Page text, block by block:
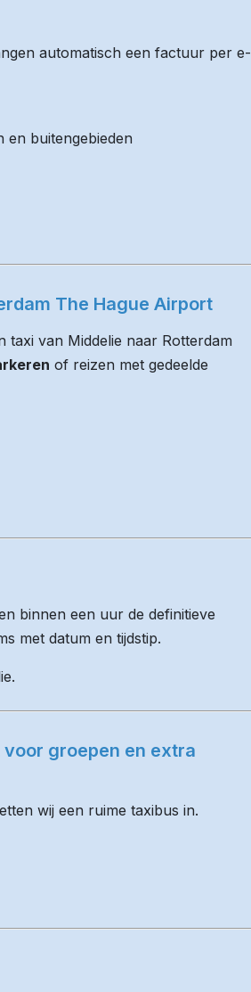
automatisch een factuur per e-
en buitengebieden
The Hague Airport
taxi van Middelie naar Rotterdam
of reizen met gedeelde
binnen een uur de definitieve
met datum en tijdstip.
groepen en extra
wij een ruime taxibus in.